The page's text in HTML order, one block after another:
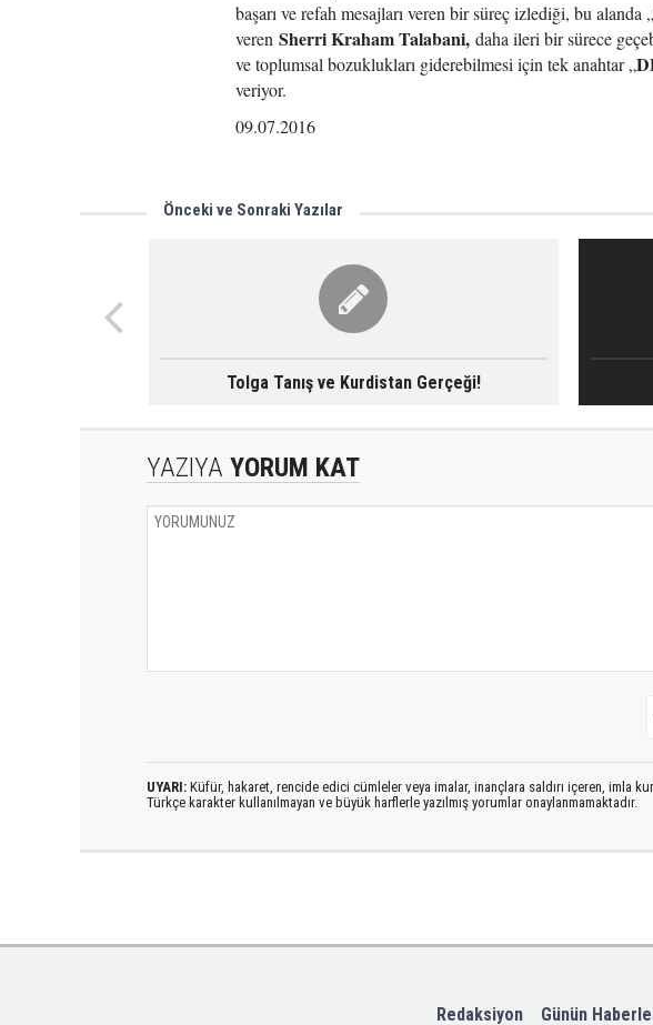
başarı ve refah mesajları veren bir süreç izlediği, bu
veren Sherri Kraham Talabani, daha ileri bir sürece
ve toplumsal bozuklukları giderebilmesi için tek anahtar „
veriyor.
09.07.2016
Önceki ve Sonraki Yazılar
Tolga Tanış ve Kurdistan Gerçeği!
YAZIYA YORUM KAT
UYARI: Küfür, hakaret, rencide edici cümleler veya imalar, inançlara saldırı içeren, imla
Türkçe karakter kullanılmayan ve büyük harflerle yazılmış yorumlar onaylanmamaktadır.
Redaksiyon Günün